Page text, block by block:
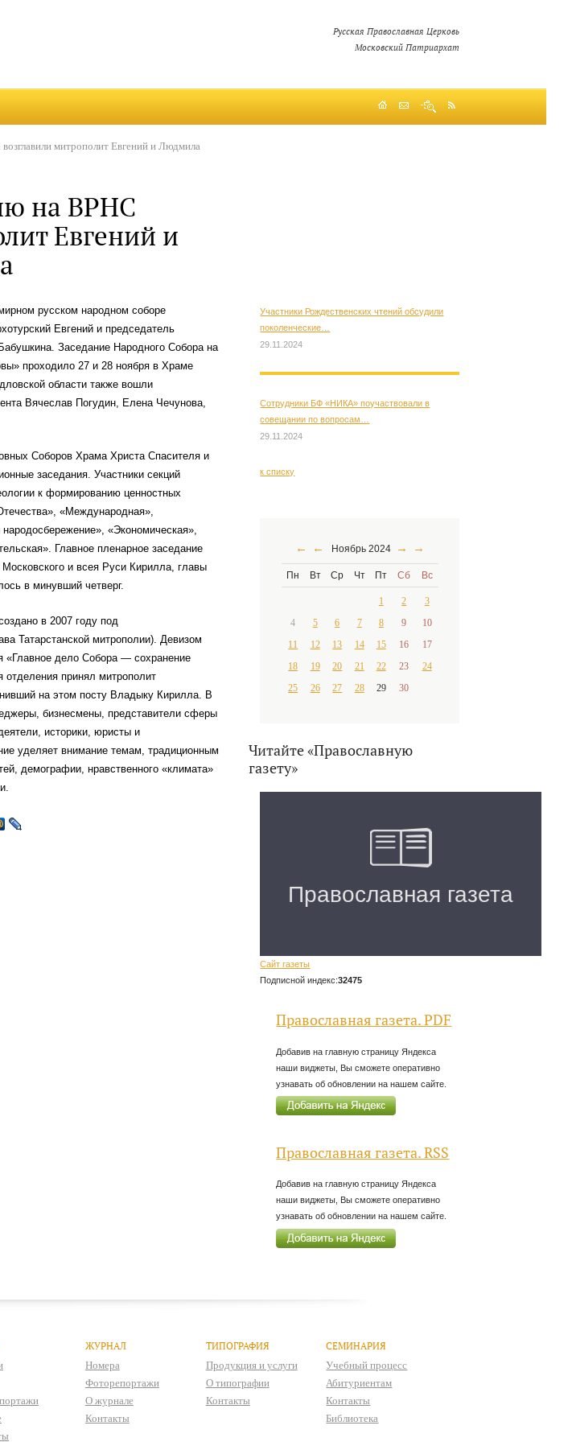
Русская Православная Церковь
Московский Патриархат
митрополит Евгений и Людмила
на ВРНС
Евгений и
русском народном соборе
Евгений и председатель
Заседание Народного Собора на
проходило 27 и 28 ноября в Храме
области также вошли
Вячеслав Погудин, Елена Чечунова,
Соборов Храма Христа Спасителя и
заседания. Участники секций
к формированию ценностных
«Международная»,
«Экономическая»,
Главное пленарное заседание
и всея Руси Кирилла, главы
в минувший четверг.
в 2007 году под
Татарстанской митрополии). Девизом
«Главное дело Собора — сохранение
принял митрополит
на этом посту Владыку Кирилла. В
бизнесмены, представители сферы
историки, юристы и
уделяет внимание темам, традиционным
демографии, нравственного «климата»
Участники Рождественских чтений обсудили
поколенческие…
29.11.2024
Сотрудники БФ «НИКА» поучаствовали в
совещании по вопросам…
29.11.2024
к списку
← ← Ноябрь 2024 → →
Пн Вт Ср Чт Пт Сб Вс
1 2
3
4
5 6 7 8 9
10
11
12 13 14 15 16
17
18
19 20 21 22 23
24
25
26 27 28 29 30
Читайте «Православную
газету»
Сайт газеты
Подписной индекс:32475
Православная газета. PDF
Добавив на главную страницу Яндекса
наши виджеты, Вы сможете оперативно
узнавать об обновлении на нашем сайте.
Православная газета. RSS
Добавив на главную страницу Яндекса
наши виджеты, Вы сможете оперативно
узнавать об обновлении на нашем сайте.
ЖУРНАЛ
Номера
Фоторепортажи
О журнале
Контакты
ТИПОГРАФИЯ
Продукция и услуги
О типографии
Контакты
СЕМИНАРИЯ
Учебный процесс
Абитуриентам
Контакты
Библиотека